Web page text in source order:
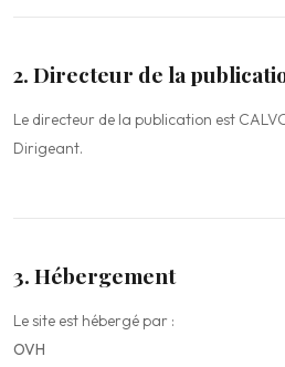
2. Directeur de la
Le directeur de la publication est
Dirigeant.
3. Hébergement
Le site est hébergé par :
OVH